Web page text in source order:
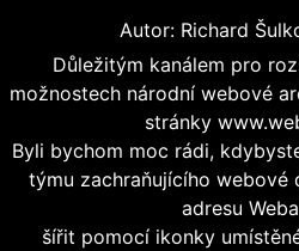
Autor: Richard
Důležitým kanálem pro
možnostech národní webové
stránky
Byli bychom moc rádi,
týmu zachraňujícího webové
adresu
šířit pomocí ikonky